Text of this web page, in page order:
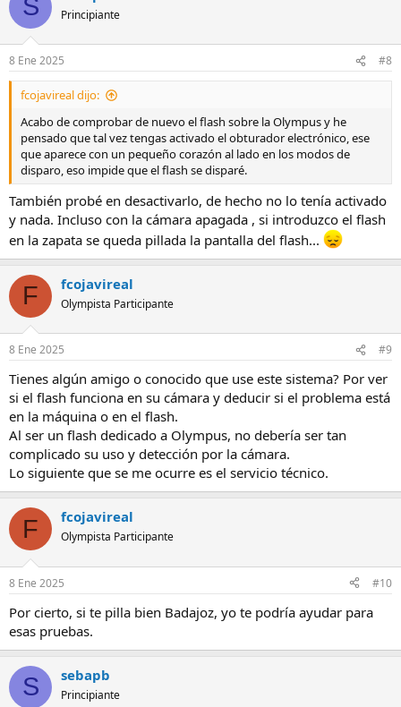
S Principiante
8 Ene 2025 #8
fcojavireal dijo:
Acabo de comprobar de nuevo el flash sobre la Olympus y he
pensado que tal vez tengas activado el obturador electrónico, ese
que aparece con un pequeño corazón al lado en los modos de
disparo, eso impide que el flash se disparé.
También probé en desactivarlo, de hecho no lo tenía activado
y nada. Incluso con la cámara apagada , si introduzco el flash
en la zapata se queda pillada la pantalla del flash...
F fcojavireal
Olympista Participante
8 Ene 2025 #9
Tienes algún amigo o conocido que use este sistema? Por ver
si el flash funciona en su cámara y deducir si el problema está
en la máquina o en el flash.
Al ser un flash dedicado a Olympus, no debería ser tan
complicado su uso y detección por la cámara.
Lo siguiente que se me ocurre es el servicio técnico.
F fcojavireal
Olympista Participante
8 Ene 2025 #10
Por cierto, si te pilla bien Badajoz, yo te podría ayudar para
esas pruebas.
S sebapb
Principiante